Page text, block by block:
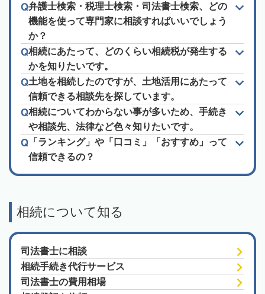
弁護士検索・税理士検索・司法書士検索、どの
機能を使って専門家に相談すればいいでしょう
か？
相続にあたって、どのくらい相続税が発生する
かを知りたいです。
土地を相続したのですが、土地活用にあたって
信頼できる相談先を探しています。
相続についてわからない事が多いため、手続き
や相談先、法律など色々知りたいです。
「ランキング」や「口コミ」「おすすめ」って
信頼できるの？
相続について知る
司法書士に相談
相続手続き代行サービス
司法書士の費用相場